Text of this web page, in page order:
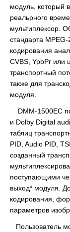
модуль, который
реальрного
мультиплексор.
стандарта
кодирования
CVBS, YpbPr или
транспортный
также для
модуля.
DMM-1500EC
и Dolby Digital
таблиц
PID, Audio PID,
созданный
поступающими
выход* модуля.
кодирования,
параметров
Пользователь